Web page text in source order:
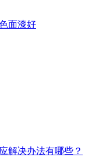
面漆好
解决办法有哪些？